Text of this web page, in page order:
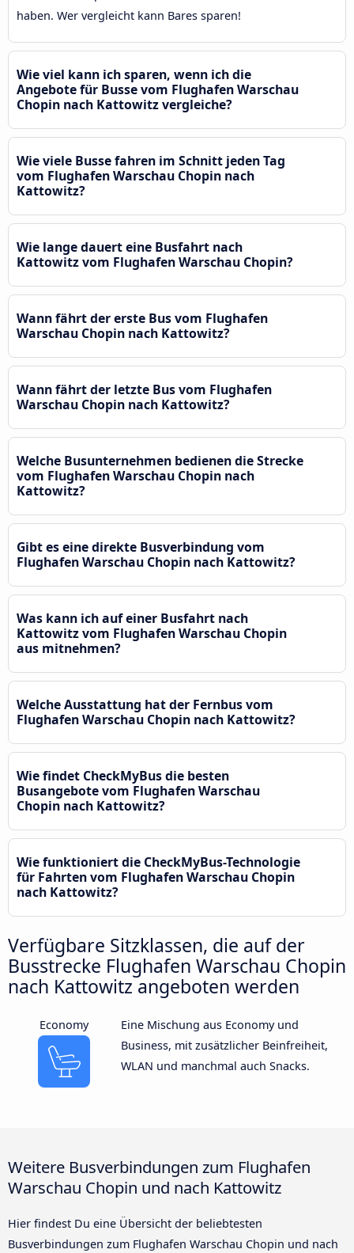
haben. Wer vergleicht kann Bares sparen!
Wie viel kann ich sparen, wenn ich die
Angebote für Busse vom Flughafen Warschau
Chopin nach Kattowitz vergleiche?
Wie viele Busse fahren im Schnitt jeden Tag
vom Flughafen Warschau Chopin nach
Kattowitz?
Wie lange dauert eine Busfahrt nach
Kattowitz vom Flughafen Warschau Chopin?
Wann fährt der erste Bus vom Flughafen
Warschau Chopin nach Kattowitz?
Wann fährt der letzte Bus vom Flughafen
Warschau Chopin nach Kattowitz?
Welche Busunternehmen bedienen die Strecke
vom Flughafen Warschau Chopin nach
Kattowitz?
Gibt es eine direkte Busverbindung vom
Flughafen Warschau Chopin nach Kattowitz?
Was kann ich auf einer Busfahrt nach
Kattowitz vom Flughafen Warschau Chopin
aus mitnehmen?
Welche Ausstattung hat der Fernbus vom
Flughafen Warschau Chopin nach Kattowitz?
Wie findet CheckMyBus die besten
Busangebote vom Flughafen Warschau
Chopin nach Kattowitz?
Wie funktioniert die CheckMyBus-Technologie
für Fahrten vom Flughafen Warschau Chopin
nach Kattowitz?
Verfügbare Sitzklassen, die auf der
Busstrecke Flughafen Warschau Chopin
nach Kattowitz angeboten werden
Economy
Eine Mischung aus Economy und
Business, mit zusätzlicher Beinfreiheit,
WLAN und manchmal auch Snacks.
Weitere Busverbindungen zum Flughafen
Warschau Chopin und nach Kattowitz
Hier findest Du eine Übersicht der beliebtesten
Busverbindungen zum Flughafen Warschau Chopin und nach